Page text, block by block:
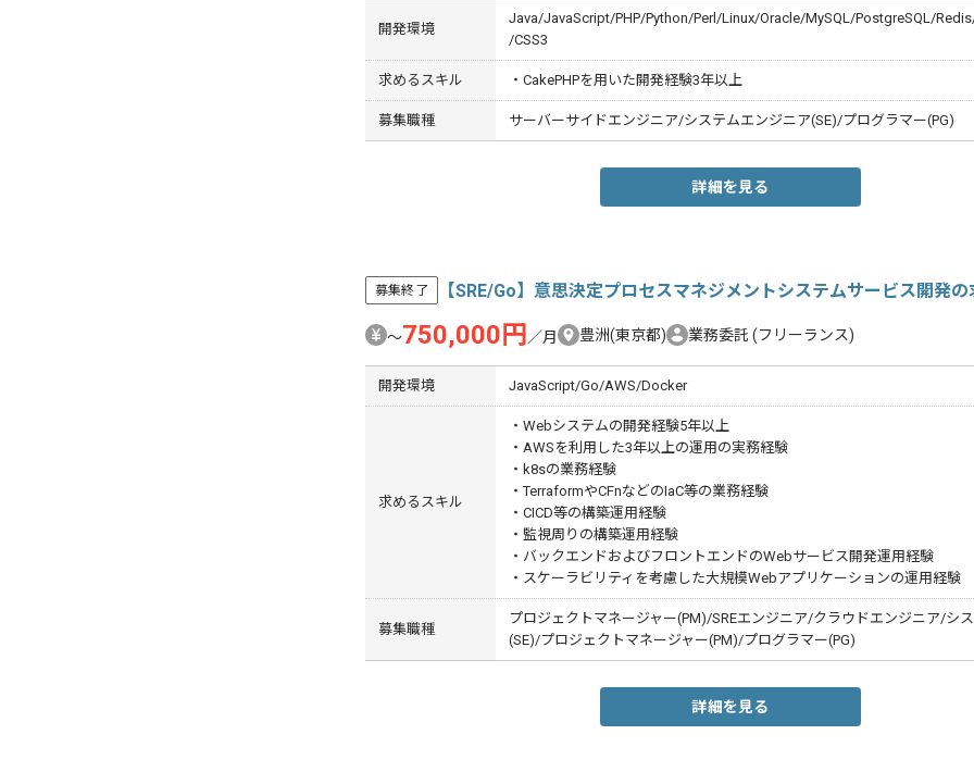
開発環境
Java/JavaScript/PHP/Python/Perl/Linux/Oracle/MySQL/PostgreSQL/
/CSS3
求めるスキル ・CakePHPを用いた開発経験3年以上
募集職種 サーバーサイドエンジニア/システムエンジニア(SE)/プログラマー(PG)
詳細を見る
募集終了 【SRE/Go】意思決定プロセスマネジメントシステムサービス開発
〜750,000円 ／月 豊洲(東京都) 業務委託 (フリーランス)
開発環境 JavaScript/Go/AWS/Docker
求めるスキル
・Webシステムの開発経験5年以上
・AWSを利用した3年以上の運用の実務経験
・k8sの業務経験
・TerraformやCFnなどのIaC等の業務経験
・CICD等の構築運用経験
・監視周りの構築運用経験
・バックエンドおよびフロントエンドのWebサービス開発運用経験
・スケーラビリティを考慮した大規模Webアプリケーションの運用経験
募集職種
プロジェクトマネージャー(PM)/SREエンジニア/クラウドエンジニア/シ
(SE)/プロジェクトマネージャー(PM)/プログラマー(PG)
詳細を見る